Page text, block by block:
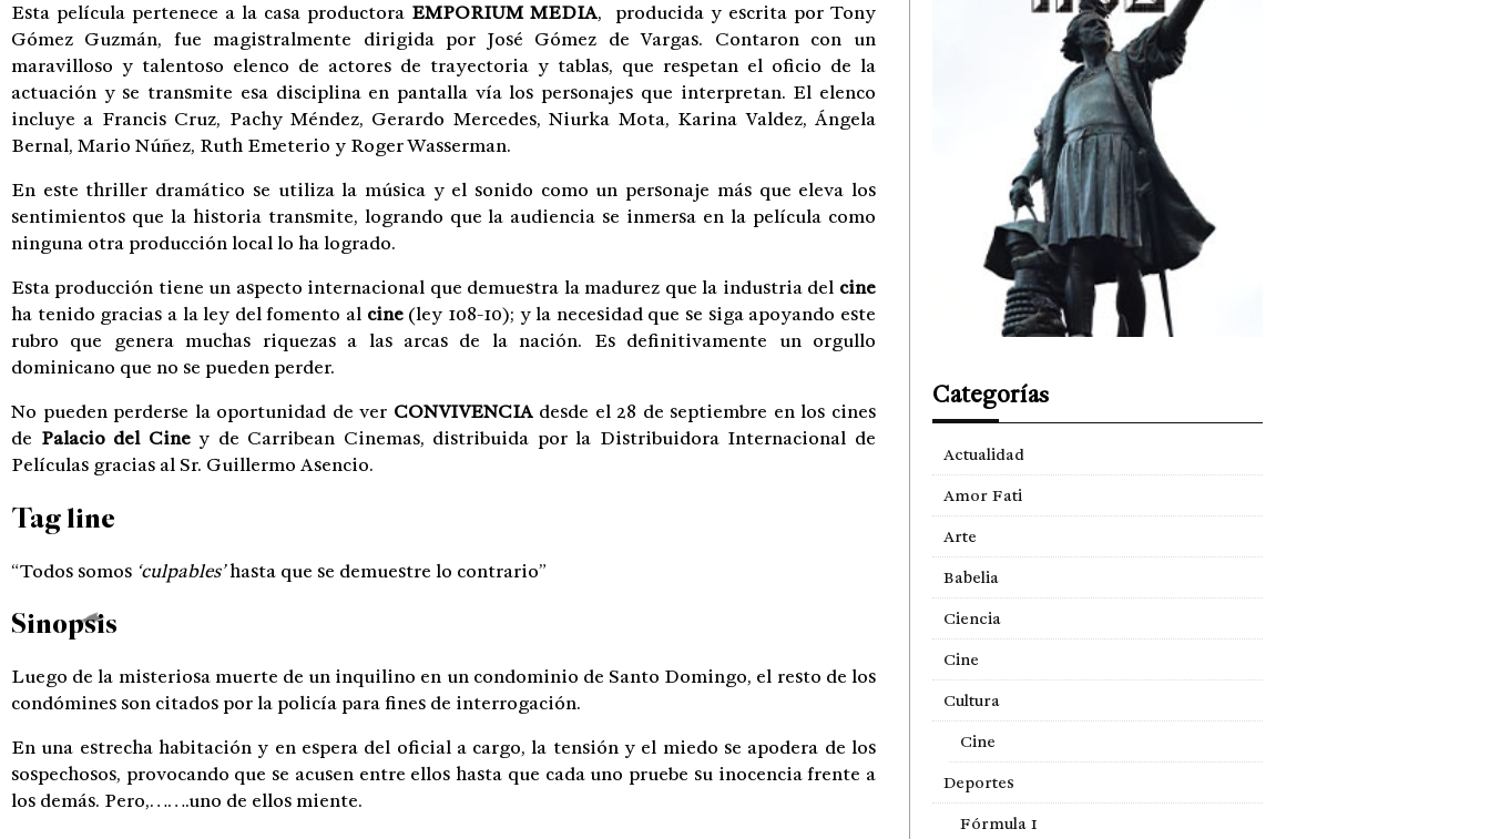
Esta película pertenece a la casa productora EMPORIUM MEDIA, producida y escrita por Tony
Gómez Guzmán, fue magistralmente dirigida por José Gómez de Vargas. Contaron con un
maravilloso y talentoso elenco de actores de trayectoria y tablas, que respetan el oficio de la
actuación y se transmite esa disciplina en pantalla vía los personajes que interpretan. El elenco
incluye a Francis Cruz, Pachy Méndez, Gerardo Mercedes, Niurka Mota, Karina Valdez, Ángela
Bernal, Mario Núñez, Ruth Emeterio y Roger Wasserman.
En este thriller dramático se utiliza la música y el sonido como un personaje más que eleva los
sentimientos que la historia transmite, logrando que la audiencia se inmersa en la película como
ninguna otra producción local lo ha logrado.
Esta producción tiene un aspecto internacional que demuestra la madurez que la industria del cine
ha tenido gracias a la ley del fomento al cine(ley 108-10); y la necesidad que se siga apoyando este
rubro que genera muchas riquezas a las arcas de la nación. Es definitivamente un orgullo
dominicano que no se pueden perder.
No pueden perderse la oportunidad de ver CONVIVENCIAdesde el 28 de septiembre en los cines
de Palacio del Ciney de Carribean Cinemas, distribuida por la Distribuidora Internacional de
Películas gracias al Sr. Guillermo Asencio.
Tag line
“Todos somos ‘culpables’hasta que se demuestre lo contrario”
Sinopsis
Luego de la misteriosa muerte de un inquilino en un condominio de Santo Domingo, el resto de los
condómines son citados por la policía para fines de interrogación.
En una estrecha habitación y en espera del oficial a cargo, la tensión y el miedo se apodera de los
sospechosos, provocando que se acusen entre ellos hasta que cada uno pruebe su inocencia frente a
los demás. Pero,…….uno de ellos miente.
Categorías
Actualidad
Amor Fati
Arte
Babelia
Ciencia
Cine
Cultura
Cine
Deportes
Fórmula 1